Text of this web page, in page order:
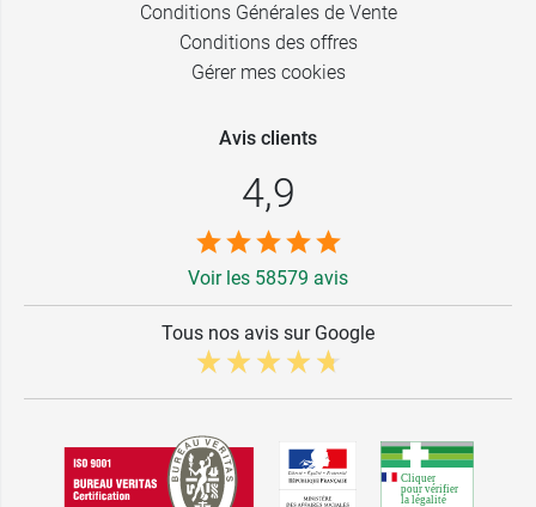
Conditions Générales de Vente
Conditions des offres
Gérer mes cookies
Avis clients
4,9
Voir les 58579 avis
Tous nos avis sur Google